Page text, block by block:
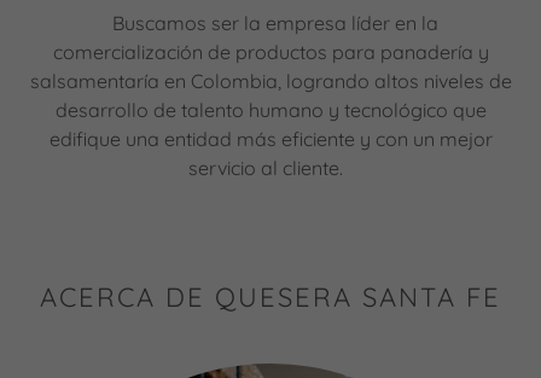
Buscamos ser la empresa líder en la
comercialización de productos para panadería y
salsamentaría en Colombia, logrando altos niveles de
desarrollo de talento humano y tecnológico que
edifique una entidad más eficiente y con un mejor
servicio al cliente.
ACERCA DE QUESERA SANTA FE